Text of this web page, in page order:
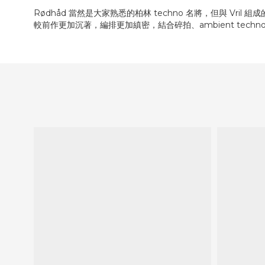
Rødhåd 當然是大家熟悉的柏林 techno 名將，但與 Vril 組
較前作更加沉著，編排更加縝密，結合碎拍、ambient